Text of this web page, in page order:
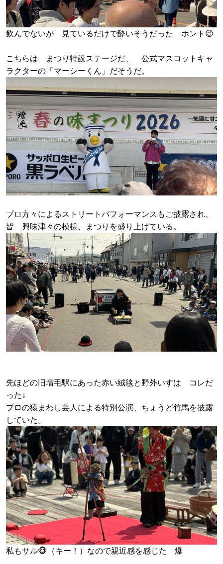
飲んでないが 見ているだけで酔いそうだった ホント😉
こちらは まつり特設ステージだ、 公式マスコットキャ
ラクターの「マーシーくん」だそうだ。
プロ方々によるストリートパフォーマンスもご披露され、
皆 興味津々の模様、まつりを盛り上げている。
先ほどの旧増毛駅にあった赤い絨毯と野外いすは コレだ
った↓
プロの猿まわし芸人による特別公演、ちょうど竹馬を披露
していた。
私もサル🐵（キー！）なので親近感を感じた 爆